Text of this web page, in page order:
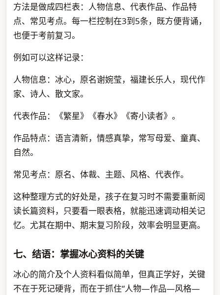
方法是做成四栏表：人物信息、代表作品、作品特
点、常见考点。每一栏控制在3到5条，既方便背诵，
也便于考前复习。
例如可以这样记录：
人物信息：冰心，原名谢婉莹，福建长乐人，现代作
家、诗人、散文家。
代表作品：《繁星》《春水》《寄小读者》。
作品特点：语言清新，情感真挚，常写母爱、童真、
自然。
常见考点：原名、体裁、主题、风格、代表作。
这种整理方式的好处是，孩子在复习时不需要重新阅
读长篇资料，只要看一眼表格，就能迅速调动相关记
忆。尤其在期中、期末复习阶段，效率会明显更高。
七、结语：掌握冰心资料的关键
冰心的简介及个人资料看似简单，但真正学好，关键
不在于死记硬背，而在于抓住“人物—作品—风格—